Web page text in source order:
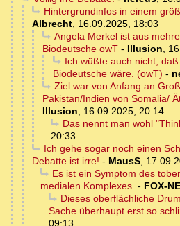
Hintergrundinfos in einem
Albrecht, 16.09.2025, 18:03
Angela Merkel ist aus
Biodeutsche owT - Illusion,
Ich wüßte auch nicht,
Biodeutsche wäre. (owT) -
Ziel war von Anfang an
Pakistan/Indien von Somalia/
Illusion, 16.09.2025, 20:14
Das nennt man wohl
20:33
Ich gehe sogar noch einen
Debatte ist irre! - MausS,
Es ist ein Symptom des
medialen Komplexes. - FOX-
Dieses oberflächliche
Sache überhaupt erst so
09:13